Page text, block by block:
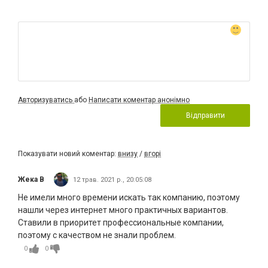
Авторизуватись або Написати коментар анонімно
Відправити
Показувати новий коментар: внизу / вгорі
Жека В 12 трав. 2021 р., 20:05:08
Не имели много времени искать так компанию, поэтому
нашли через интернет много практичных вариантов.
Ставили в приоритет профессиональные компании,
поэтому с качеством не знали проблем.
0 0